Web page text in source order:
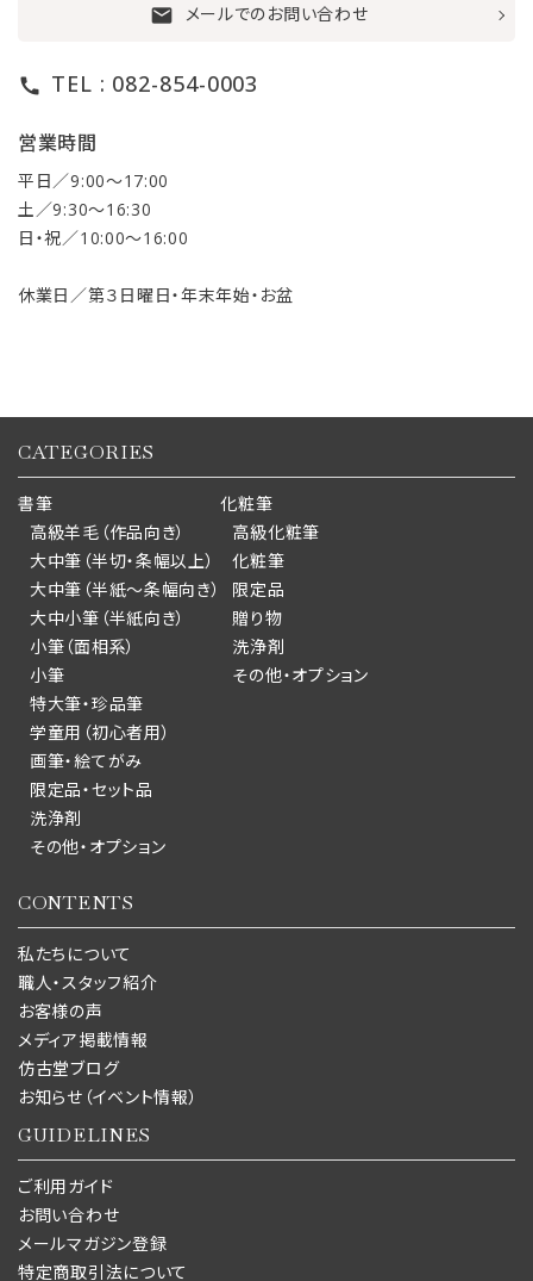
mail メールでのお問い合わせ
call TEL : 082-854-0003
営業時間
平日／9:00〜17:00
土／9:30〜16:30
日・祝／10:00〜16:00
休業日／第３日曜日・年末年始・お盆
CATEGORIES
書筆
高級羊毛（作品向き）
大中筆（半切・条幅以上）
大中筆（半紙～条幅向き）
大中小筆（半紙向き）
小筆（面相系）
小筆
特大筆・珍品筆
学童用（初心者用）
画筆・絵てがみ
限定品・セット品
洗浄剤
その他・オプション
化粧筆
高級化粧筆
化粧筆
限定品
贈り物
洗浄剤
その他・オプション
CONTENTS
私たちについて
職人・スタッフ紹介
お客様の声
メディア掲載情報
仿古堂ブログ
お知らせ（イベント情報）
GUIDELINES
ご利用ガイド
お問い合わせ
メールマガジン登録
特定商取引法について